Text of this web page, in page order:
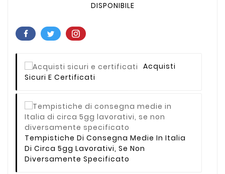
DISPONIBILE
Acquisti
Sicuri E Certificati
Tempistiche Di Consegna Medie In Italia
Di Circa 5gg Lavorativi, Se Non
Diversamente Specificato